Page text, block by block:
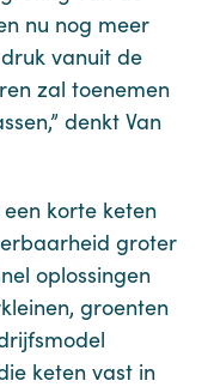
nu nog meer
vanuit de
zal toenemen
denkt Van
korte keten
groter
oplossingen
groenten
keten vast in